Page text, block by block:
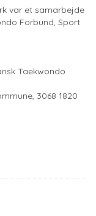
var et samarbejde
Forbund, Sport
Taekwondo
3068 1820